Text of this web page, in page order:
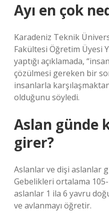
Ayı en çok
Karadeniz Teknik
Fakültesi Öğretim Üyesi
yaptığı açıklamada,
çözülmesi gereken bir
insanlarla
olduğunu söyledi.
Aslan günde
girer?
Aslanlar ve dişi aslanlar
Gebelikleri ortalama
aslanlar 1 ila 6 yavru
ve avlanmayı öğretir.